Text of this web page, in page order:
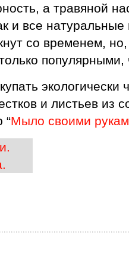
а травяной
и все
со временем,
популярными,
и листьев из
“Мыло своими